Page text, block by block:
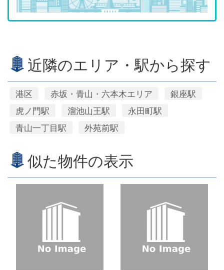
近隣のエリア・駅から探す
港区 赤坂・青山・六本木エリア
銀座駅
虎ノ門駅
溜池山王駅
永田町駅
青山一丁目駅
外苑前駅
似た物件の表示